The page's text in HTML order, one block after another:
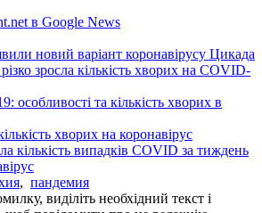
в Google News
новий варіант коронавірусу Цикада
зросла кількість хворих на COVID-
та кількість хворих в
хворих на коронавірус
кількість випадків COVID за тиждень
, пандемия
виділіть необхідний текст і